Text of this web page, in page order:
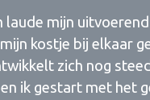
laude mijn
kostje bij elkaar
zich nog
ik gestart met het